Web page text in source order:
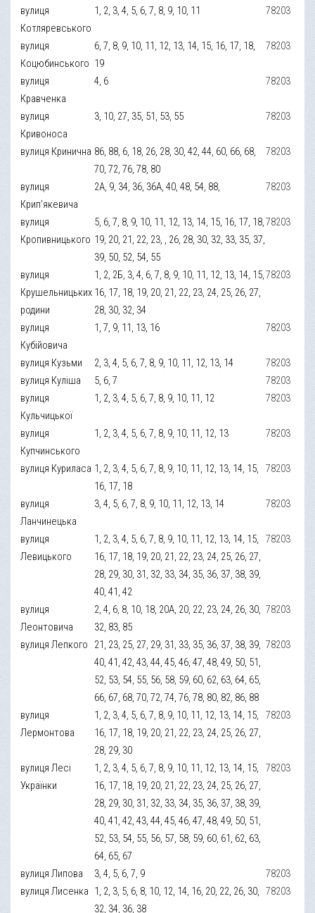
вулиця
Котляревського
1, 2, 3, 4, 5, 6, 7, 8, 9, 10, 11 78203
вулиця
Коцюбинського
6, 7, 8, 9, 10, 11, 12, 13, 14, 15, 16, 17, 18,
19
78203
вулиця
Кравченка
4, 6 78203
вулиця
Кривоноса
3, 10, 27, 35, 51, 53, 55 78203
вулиця Кринична 86, 88, 6, 18, 26, 28, 30, 42, 44, 60, 66, 68,
70, 72, 76, 78, 80
78203
вулиця
Крип’якевича
2А, 9, 34, 36, 36А, 40, 48, 54, 88, 78203
вулиця
Кропивницького
5, 6, 7, 8, 9, 10, 11, 12, 13, 14, 15, 16, 17, 18,
19, 20, 21, 22, 23, , 26, 28, 30, 32, 33, 35, 37,
39, 50, 52, 54, 55
78203
вулиця
Крушельницьких
родини
1, 2, 2Б, 3, 4, 6, 7, 8, 9, 10, 11, 12, 13, 14, 15,
16, 17, 18, 19, 20, 21, 22, 23, 24, 25, 26, 27,
28, 30, 32, 34
78203
вулиця
Кубійовича
1, 7, 9, 11, 13, 16 78203
вулиця Кузьми 2, 3, 4, 5, 6, 7, 8, 9, 10, 11, 12, 13, 14
78203
вулиця Куліша
5, 6, 7
78203
вулиця
Кульчицької
1, 2, 3, 4, 5, 6, 7, 8, 9, 10, 11, 12 78203
вулиця
Купчинського
1, 2, 3, 4, 5, 6, 7, 8, 9, 10, 11, 12, 13 78203
вулиця Куриласа 1, 2, 3, 4, 5, 6, 7, 8, 9, 10, 11, 12, 13, 14, 15,
16, 17, 18
78203
вулиця
Ланчинецька
3, 4, 5, 6, 7, 8, 9, 10, 11, 12, 13, 14 78203
вулиця
Левицького
1, 2, 3, 4, 5, 6, 7, 8, 9, 10, 11, 12, 13, 14, 15,
16, 17, 18, 19, 20, 21, 22, 23, 24, 25, 26, 27,
28, 29, 30, 31, 32, 33, 34, 35, 36, 37, 38, 39,
40, 41, 42
78203
вулиця
Леонтовича
2, 4, 6, 8, 10, 18, 20А, 20, 22, 23, 24, 26, 30,
32, 83, 85
78203
вулиця Лепкого
21, 23, 25, 27, 29, 31, 33, 35, 36, 37, 38, 39,
40, 41, 42, 43, 44, 45, 46, 47, 48, 49, 50, 51,
52, 53, 54, 55, 56, 58, 59, 60, 62, 63, 64, 65,
66, 67, 68, 70, 72, 74, 76, 78, 80, 82, 86, 88
78203
вулиця
Лермонтова
1, 2, 3, 4, 5, 6, 7, 8, 9, 10, 11, 12, 13, 14, 15,
16, 17, 18, 19, 20, 21, 22, 23, 24, 25, 26, 27,
28, 29, 30
78203
вулиця Лесі
Українки
1, 2, 3, 4, 5, 6, 7, 8, 9, 10, 11, 12, 13, 14, 15,
16, 17, 18, 19, 20, 21, 22, 23, 24, 25, 26, 27,
28, 29, 30, 31, 32, 33, 34, 35, 36, 37, 38, 39,
40, 41, 42, 43, 44, 45, 46, 47, 48, 49, 50, 51,
52, 53, 54, 55, 56, 57, 58, 59, 60, 61, 62, 63,
64, 65, 67
78203
вулиця Липова 3, 4, 5, 6, 7, 9
78203
вулиця Лисенка 1, 2, 3, 5, 6, 8, 10, 12, 14, 16, 20, 22, 26, 30,
32, 34, 36, 38
78203